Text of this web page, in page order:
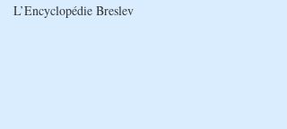
L’Encyclopédie Breslev